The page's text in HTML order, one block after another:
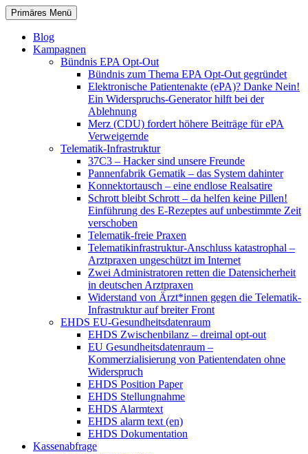
Zum
Inhalt
springen
patientenrechte-datenschutz.de
Suchen
Primäres Menü
Blog
Kampagnen
Bündnis EPA Opt-Out
Bündnis zum Thema EPA Opt-Out gegründet
Elektronische Patientenakte (ePA)? Danke Nein!
Ein Widerspruchs-Generator hilft bei der
Ablehnung
Merz (CDU) fordert höhere Beiträge für ePA
Verweigernde
Telematik-Infrastruktur
37C3 – Hacker sind unsere Freunde
Pannenfabrik Gematik – das System dahinter
Konnektortausch – eine endlose Realsatire
Schrott bleibt Schrott – da helfen keine Pillen!
Einführung des E-Rezeptes auf unbestimmte Zeit
verschoben
Telematik-freie Praxen
Telematikinfrastruktur-Anschluss katastrophal –
Arztpraxen ungeschützt im Internet
Zwei Administratoren retten die Datensicherheit
in deutschen Arztpraxen
Widerstand von Ärzt*innen gegen die Telematik-
Infrastruktur auf breiter Front
EHDS EU-Gesundheitsdatenraum
EHDS Zwischenbilanz – dreimal opt-out
EU Gesundheitsdatenraum –
Kommerzialisierung von Patientendaten ohne
Widerspruch
EHDS Position Paper
EHDS Stellungnahme
EHDS Alarmtext
EHDS alarm text (en)
EHDS Dokumentation
Kassenabfrage